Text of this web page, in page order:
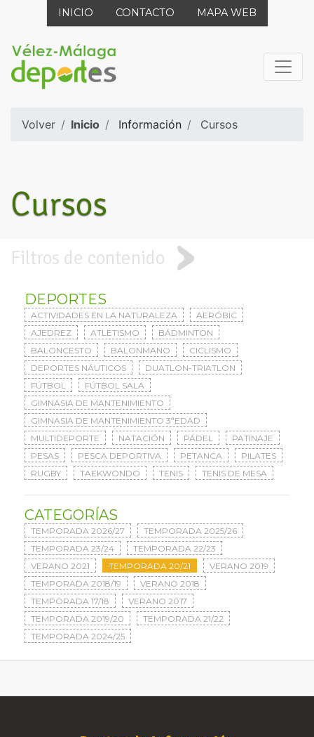
INICIO CONTACTO MAPA WEB
Volver Inicio Información Cursos
Cursos
Filtros de contenido
DEPORTES
ACTIVIDADES EN LA NATURALEZA
AERÓBIC
AJEDREZ
ATLETISMO
BÁDMINTON
BALONCESTO
BALONMANO
CICLISMO
DEPORTES NÁUTICOS
DUATLON-TRIATLON
FÚTBOL
FÚTBOL SALA
GIMNASIA DE MANTENIMIENTO
GIMNASIA DE MANTENIMIENTO 3ªEDAD
MULTIDEPORTE
NATACIÓN PÁDEL
PATINAJE
PESAS
PESCA DEPORTIVA PETANCA
PILATES
RUGBY
TAEKWONDO TENIS TENIS DE MESA
CATEGORÍAS
TEMPORADA 2026/27
TEMPORADA 2025/26
TEMPORADA 23/24
TEMPORADA 22/23
VERANO 2021
TEMPORADA 20/21
VERANO 2019
TEMPORADA 2018/19
VERANO 2018
TEMPORADA 17/18
VERANO 2017
TEMPORADA 2019/20
TEMPORADA 21/22
TEMPORADA 2024/25